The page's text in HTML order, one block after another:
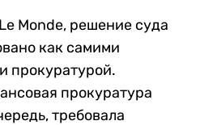
Le Monde, решение суда
как самими
прокуратурой.
прокуратура
требовала